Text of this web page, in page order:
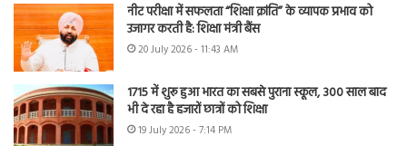
नीट परीक्षा में सफलता “शिक्षा क्रांति” के व्यापक प्रभाव को
उजागर करती है: शिक्षा मंत्री बैंस
20 July 2026 - 11:43 AM
1715 में शुरू हुआ भारत का सबसे पुराना स्कूल, 300 साल बाद
भी दे रहा है हजारों छात्रों को शिक्षा
19 July 2026 - 7:14 PM